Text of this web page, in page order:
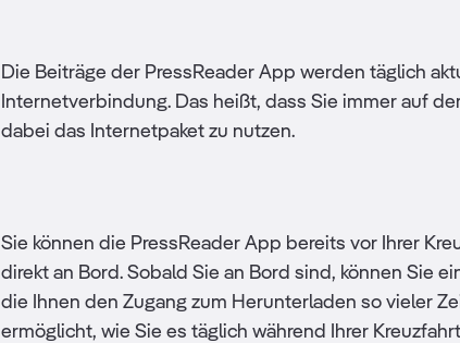
Die Beiträge der PressReader App werden täglich
Internetverbindung. Das heißt, dass Sie immer auf
dabei das Internetpaket zu nutzen.
Sie können die PressReader App bereits vor Ihrer
direkt an Bord. Sobald Sie an Bord sind, können Sie
die Ihnen den Zugang zum Herunterladen so vieler
ermöglicht, wie Sie es täglich während Ihrer